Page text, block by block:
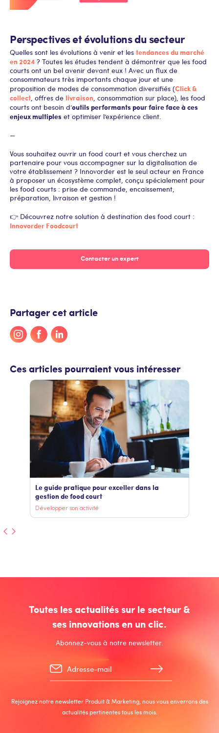
Perspectives et évolutions du secteur
Quelles sont les évolutions à venir et les tendances du marché
en 2024 ? Toutes les études tendent à démontrer que les food
courts ont un bel avenir devant eux ! Avec un flux de
consommateurs très importants chaque jour et une
proposition de modes de consommation diversifiés (Click &
collect, offres de livraison, consommation sur place), les food
courts ont besoin d’outils performants pour faire face à ces
enjeux multiples et optimiser l’expérience client.
—
Vous souhaitez ouvrir un food court et vous cherchez un
partenaire pour vous accompagner sur la digitalisation de
votre établissement ? Innovorder est le seul acteur en France
à proposer un écosystème complet, conçu spécialement pour
les food courts : prise de commande, encaissement,
préparation, livraison et gestion !
👉 Découvrez notre solution à destination des food court :
Innovorder Foodcourt
Contacter un expert
Partager cet article
Ces articles pourraient vous intéresser
Le guide pratique pour exceller dans la
gestion de food court
Développer son activité
Toutes les actualités sur le secteur &
ses innovations en un clic.
Abonnez-vous à notre newsletter.
Rejoignez notre newsletter Produit & Marketing, nous vous enverrons des
actualités pertinentes tous les mois.